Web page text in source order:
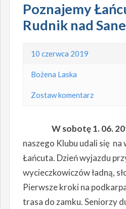
Poznajemy
Rudnik nad
10 czerwca 2019
Bożena Laska
Zostaw komentarz
W sobotę 1. 06.
naszego Klubu udali się na
Łańcuta. Dzień wyjazdu
wycieczkowiczów ładną,
Pierwsze kroki na
trasa do zamku. Seniorzy